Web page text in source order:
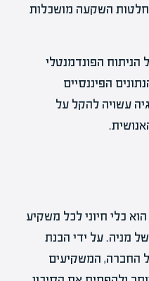
השקעה מושכלות
הפונדמנטלי
הפיננסיים
עשויה להקל על
כלי חיוני לכל משקיע
מניה. על ידי הבנת
החברה, המשקיעים